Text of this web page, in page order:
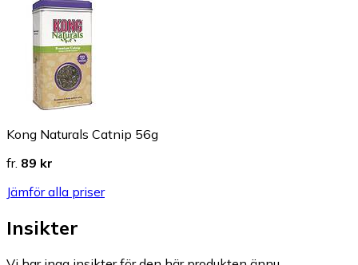
Kong Naturals Catnip 56g
fr. 89 kr
Jämför alla priser
Insikter